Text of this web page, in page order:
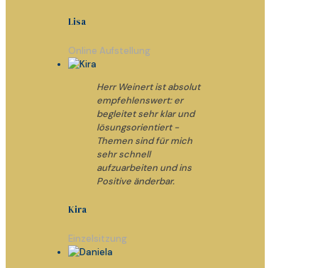
Lisa
Online Aufstellung
Herr Weinert ist absolut
empfehlenswert: er
begleitet sehr klar und
lösungsorientiert -
Themen sind für mich
sehr schnell
aufzuarbeiten und ins
Positive änderbar.
Kira
Einzelsitzung